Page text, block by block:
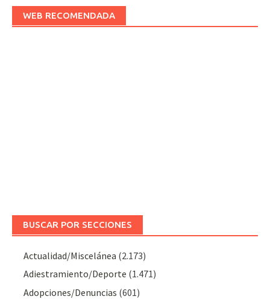
WEB RECOMENDADA
BUSCAR POR SECCIONES
Actualidad/Miscelánea (2.173)
Adiestramiento/Deporte (1.471)
Adopciones/Denuncias (601)